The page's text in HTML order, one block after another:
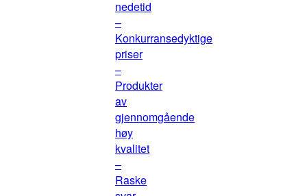
nedetid
–
Konkurransedyktige
priser
–
Produkter
av
gjennomgående
høy
kvalitet
–
Raske